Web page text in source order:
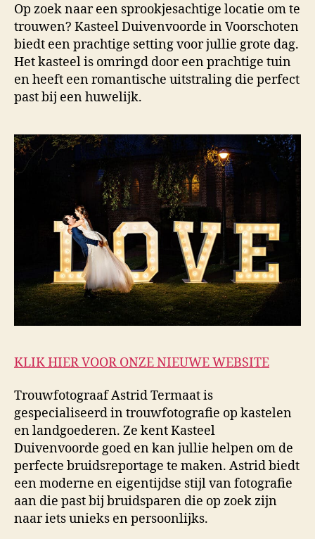
Op zoek naar een sprookjesachtige locatie om te
trouwen? Kasteel Duivenvoorde in Voorschoten
biedt een prachtige setting voor jullie grote dag.
Het kasteel is omringd door een prachtige tuin
en heeft een romantische uitstraling die perfect
past bij een huwelijk.
KLIK HIER VOOR ONZE NIEUWE WEBSITE
Trouwfotograaf Astrid Termaat is
gespecialiseerd in trouwfotografie op kastelen
en landgoederen. Ze kent Kasteel
Duivenvoorde goed en kan jullie helpen om de
perfecte bruidsreportage te maken. Astrid biedt
een moderne en eigentijdse stijl van fotografie
aan die past bij bruidsparen die op zoek zijn
naar iets unieks en persoonlijks.